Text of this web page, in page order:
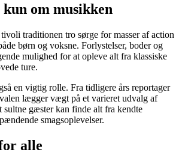
om musikken
traditionen tro sørge for masser af action
børn og voksne. Forlystelser, boder og
mulighed for at opleve alt fra klassiske
ture.
en vigtig rolle. Fra tidligere års reportager
lægger vægt på et varieret udvalg af
sultne gæster kan finde alt fra kendte
smagsoplevelser.
alle